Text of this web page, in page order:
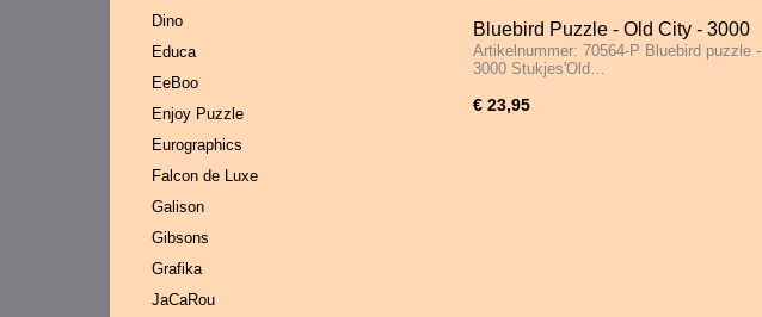
Dino
Educa
EeBoo
Enjoy Puzzle
Eurographics
Falcon de Luxe
Galison
Gibsons
Grafika
JaCaRou
Bluebird Puzzle - Old City - 3000
Stukjes
Artikelnummer: 70564-P Bluebird puzzle -
3000 Stukjes'Old…
€ 23,95